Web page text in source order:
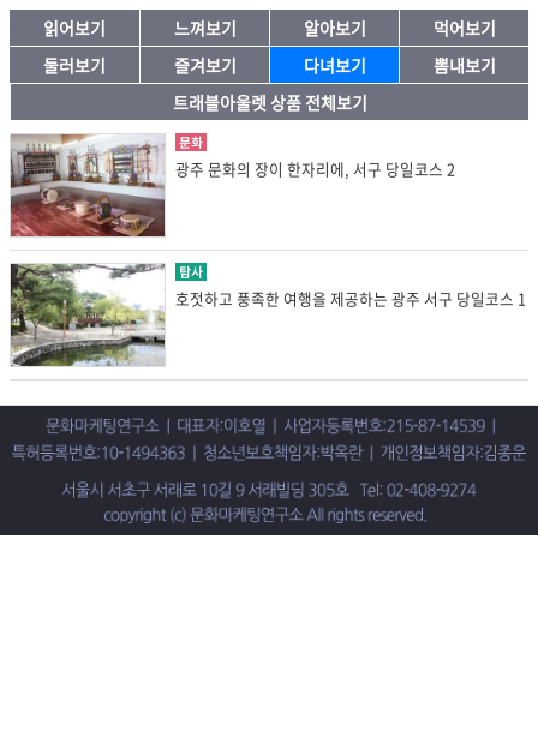
읽어보기 느껴보기 알아보기
먹어보기
둘러보기
즐겨보기 다녀보기
뽐내보기
트래블아울렛 상품 전체보기
문화
광주 문화의 장이 한자리에, 서구 당일코스 2
탐사
호젓하고 풍족한 여행을 제공하는 광주 서구 당일코스 1